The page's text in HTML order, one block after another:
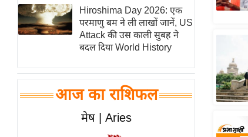
साहित्य जगत
ऑटो वर्ल्ड
न्यूज ब्रीफ
बॉलीवुड
हॉलीवुड
फिल्म समीक्षा
Hiroshima Day 2026: एक
परमाणु बम ने ली लाखों जानें, US
Attack की उस काली सुबह ने
बदल दिया World History
आज का राशिफल
मेष | Aries